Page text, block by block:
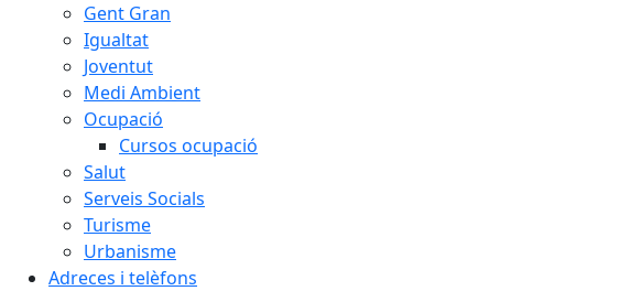
Gent Gran
Igualtat
Joventut
Medi Ambient
Ocupació
Cursos ocupació
Salut
Serveis Socials
Turisme
Urbanisme
Adreces i telèfons